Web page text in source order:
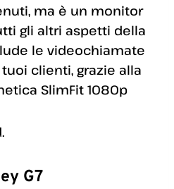
ma è un monitor
gli altri aspetti della
le videochiamate
clienti, grazie alla
SlimFit 1080p
G7